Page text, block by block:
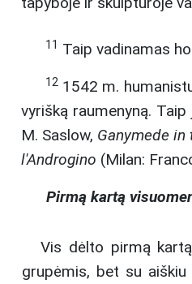
11 Taip vadinamas
12 1542 m.
vyrišką raumenyną.
M. Saslow, Ganymede
l'Androgino (Milan:
Pirmą kartą
Vis dėlto pirmą
grupėmis, bet su